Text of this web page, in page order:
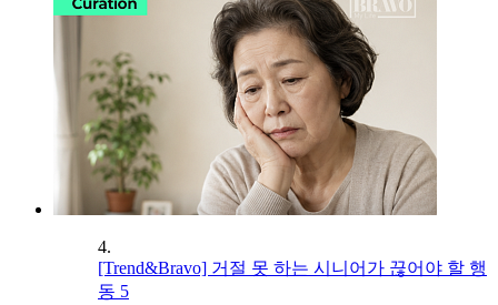
4.
[Trend&Bravo] 거절 못 하는 시니어가 끊어야 할 행
동 5